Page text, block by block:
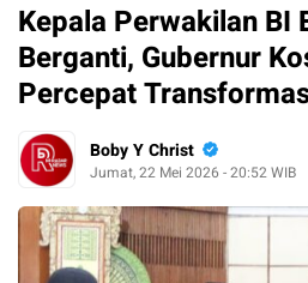
Kepala Perwakilan BI
Berganti, Gubernur
Percepat
Boby Y Christ
Jumat, 22 Mei 2026 - 20:52 WIB